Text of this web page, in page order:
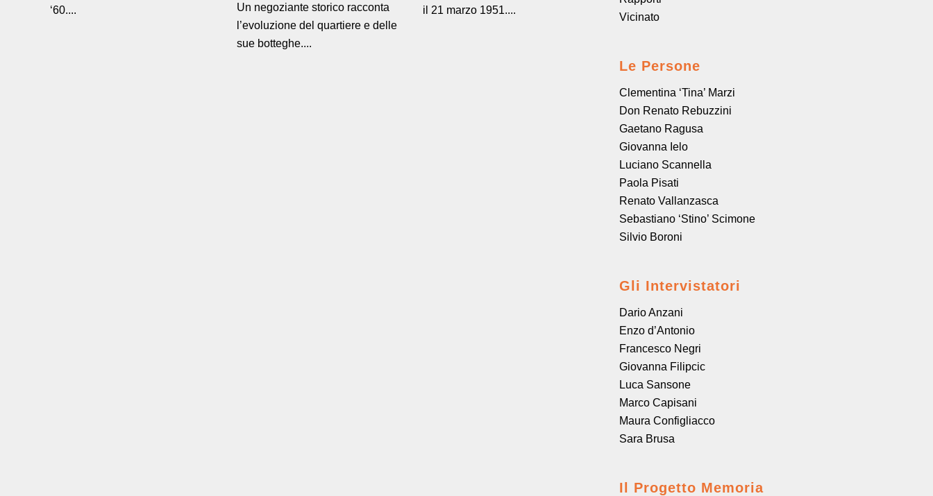
‘60....
Un negoziante storico racconta
l’evoluzione del quartiere e delle
sue botteghe....
il 21 marzo 1951....
Vicinato
Le Persone
Clementina ‘Tina’ Marzi
Don Renato Rebuzzini
Gaetano Ragusa
Giovanna Ielo
Luciano Scannella
Paola Pisati
Renato Vallanzasca
Sebastiano ‘Stino’ Scimone
Silvio Boroni
Gli Intervistatori
Dario Anzani
Enzo d’Antonio
Francesco Negri
Giovanna Filipcic
Luca Sansone
Marco Capisani
Maura Configliacco
Sara Brusa
Il Progetto Memoria